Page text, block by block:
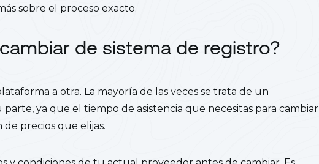
sobre el proceso exacto.
de sistema de registro?
a otra. La mayoría de las veces se trata de un
ya que el tiempo de asistencia que necesitas para cambiar
precios que elijas.